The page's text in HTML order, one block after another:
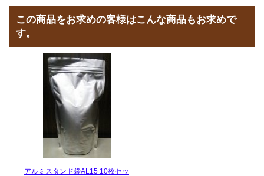
この商品をお求めの客様はこんな商品もお求めで
す。
アルミスタンド袋AL15 10枚セッ